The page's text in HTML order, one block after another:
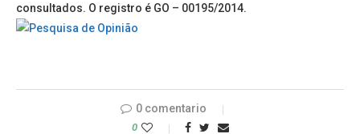
consultados. O registro é GO – 00195/2014.
0 comentario
0